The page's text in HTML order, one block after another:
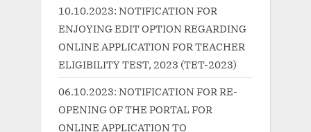
10.10.2023: NOTIFICATION FOR
ENJOYING EDIT OPTION REGARDING
ONLINE APPLICATION FOR TEACHER
ELIGIBILITY TEST, 2023 (TET-2023)
06.10.2023: NOTIFICATION FOR RE-
OPENING OF THE PORTAL FOR
ONLINE APPLICATION TO